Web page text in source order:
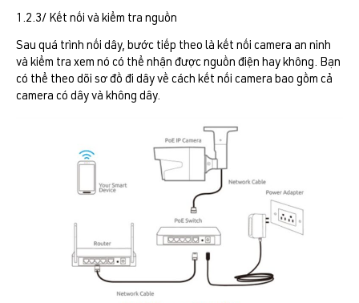
1.2.3/ Kết nối và kiểm tra nguồn
Sau quá trình nối dây, bước tiếp theo là kết nối camera an ninh
và kiểm tra xem nó có thể nhận được nguồn điện hay không. Bạn
có thể theo dõi sơ đồ đi dây về cách kết nối camera bao gồm cả
camera có dây và không dây.